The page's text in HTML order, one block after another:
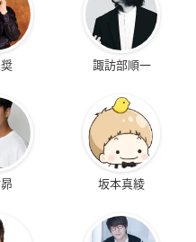
諏訪部順一
坂本真綾